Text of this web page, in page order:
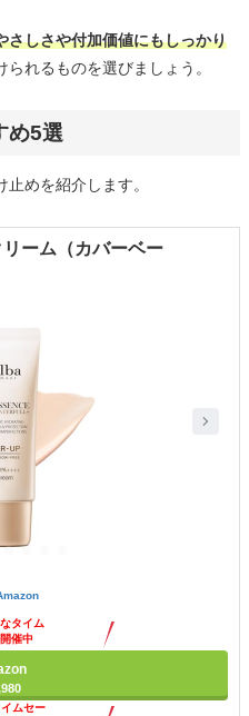
さしさや付加価値にもしっかり
れるものを選びましょう。
め5選
めを紹介します。
ーム（カバーベー
タイム
催中
ムセー